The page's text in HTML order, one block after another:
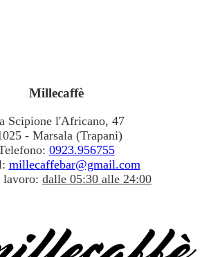
Millecaffè
Scipione l'Africano, 47
- Marsala (Trapani)
0923.956755
millecaffebar@gmail.com
dalle 05:30 alle 24:00